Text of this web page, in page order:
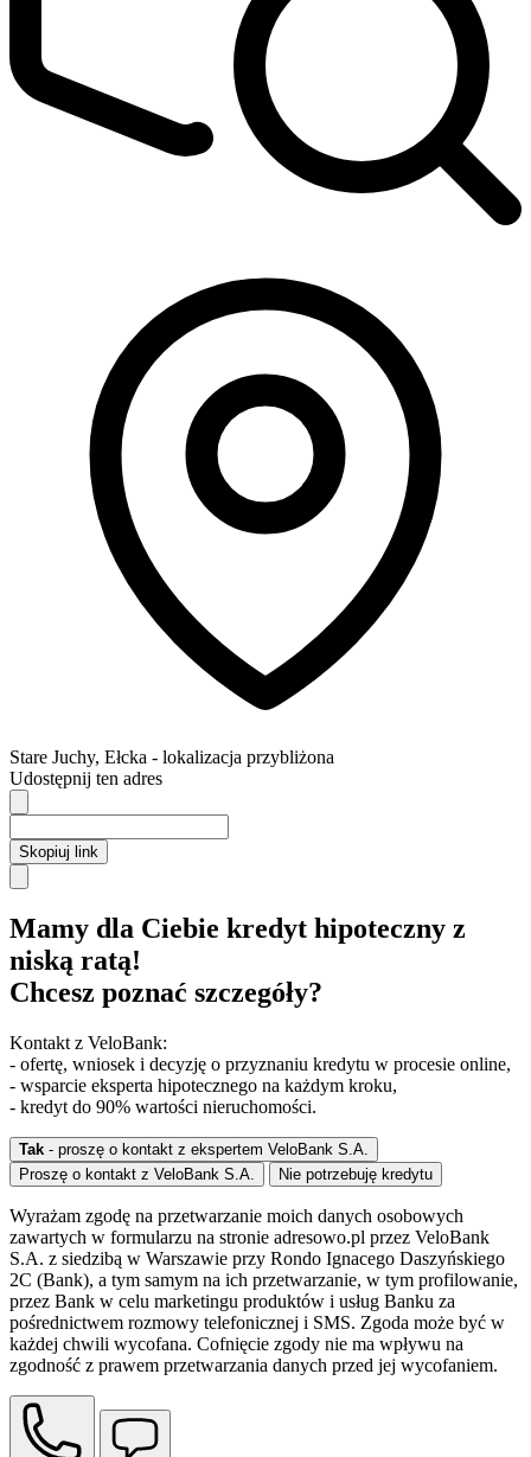
Stare Juchy, Ełcka - lokalizacja przybliżona
Udostępnij ten adres
Skopiuj link
Mamy dla Ciebie kredyt hipoteczny z
niską ratą!
Chcesz poznać szczegóły?
Kontakt z VeloBank:
- ofertę, wniosek i decyzję o przyznaniu kredytu w procesie online,
- wsparcie eksperta hipotecznego na każdym kroku,
- kredyt do 90% wartości nieruchomości.
Tak - proszę o kontakt z ekspertem VeloBank S.A.
Proszę o kontakt z VeloBank S.A.
Nie potrzebuję kredytu
Wyrażam zgodę na przetwarzanie moich danych osobowych
zawartych w formularzu na stronie adresowo.pl przez VeloBank
S.A. z siedzibą w Warszawie przy Rondo Ignacego Daszyńskiego
2C (Bank), a tym samym na ich przetwarzanie, w tym profilowanie,
przez Bank w celu marketingu produktów i usług Banku za
pośrednictwem rozmowy telefonicznej i SMS. Zgoda może być w
każdej chwili wycofana. Cofnięcie zgody nie ma wpływu na
zgodność z prawem przetwarzania danych przed jej wycofaniem.